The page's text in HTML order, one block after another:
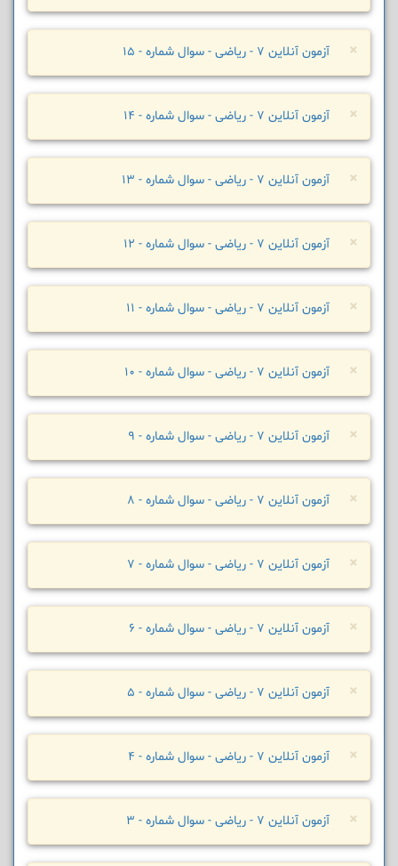
× آزمون آنلاین 7 - ریاضی - سوال شماره - 15
× آزمون آنلاین 7 - ریاضی - سوال شماره - 14
× آزمون آنلاین 7 - ریاضی - سوال شماره - 13
× آزمون آنلاین 7 - ریاضی - سوال شماره - 12
× آزمون آنلاین 7 - ریاضی - سوال شماره - 11
× آزمون آنلاین 7 - ریاضی - سوال شماره - 10
× آزمون آنلاین 7 - ریاضی - سوال شماره - 9
× آزمون آنلاین 7 - ریاضی - سوال شماره - 8
× آزمون آنلاین 7 - ریاضی - سوال شماره - 7
× آزمون آنلاین 7 - ریاضی - سوال شماره - 6
× آزمون آنلاین 7 - ریاضی - سوال شماره - 5
× آزمون آنلاین 7 - ریاضی - سوال شماره - 4
× آزمون آنلاین 7 - ریاضی - سوال شماره - 3